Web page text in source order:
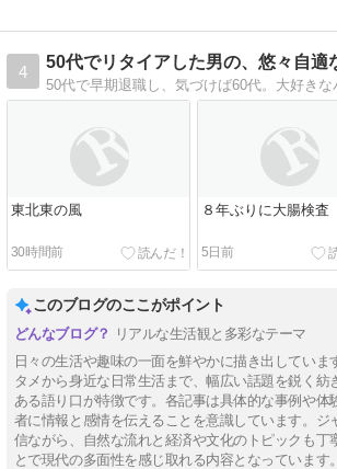
4
50代でリタイアした男の、悠々自適
東北東の風
30時間前
８年ぶりに大腸検査
5日前
このブログのここがポイント
リアルな生活観と多彩なテーマ
日々の生活や趣味の一面を鮮やかに描き出していま
タメから身近な日常生活まで、幅広い話題を鋭く紡
ある語り口が特徴です。各記事は具体的な事例や体
者に情報と感情を伝えることを意識しています。ジ
信ながら、自然な流れと経済や文化のトピックも丁
とで現代の多面性を感じ取れる内容となっています。